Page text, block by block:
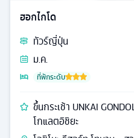
ฮอกไกโด
ทัวร์ญี่ปุ่น
ม.ค.
ที่พักระดับ
ขึ้นกระเช้า UNKAI
โกแลตอิชิยะ